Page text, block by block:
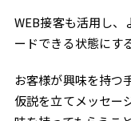
WEB接客も活用し
ードできる状態にす
お客様が興味を持つ
仮説を立てメッセー